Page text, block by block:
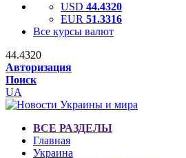
USD 44.4320
EUR 51.3316
Все курсы валют
44.4320
Авторизация
Поиск
UA
ВСЕ РАЗДЕЛЫ
Главная
Украина